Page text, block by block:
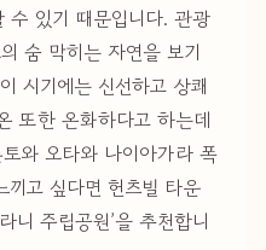
있기 때문입니다. 관광
숨 막히는 자연을 보기
시기에는 신선하고 상쾌
또한 온화하다고 하는데
와 오타와 나이아가라 폭
끼고 싶다면 헌츠빌 타운
니 주립공원’을 추천합니